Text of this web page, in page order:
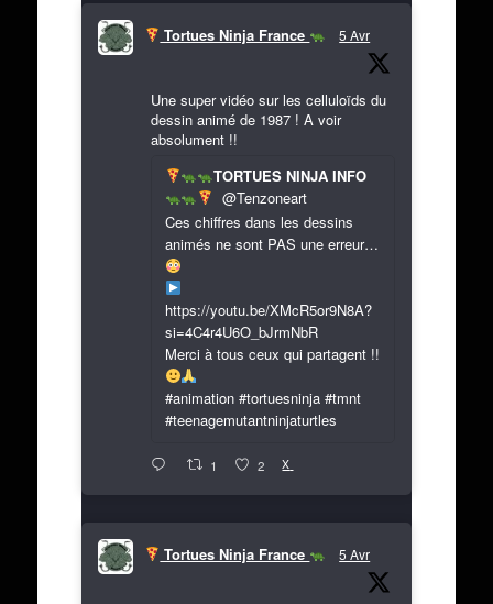
Tortues Ninja France 5 Avr
Une super vidéo sur les celluloïds du
dessin animé de 1987 ! A voir
absolument !!
TORTUES NINJA INFO
@Tenzoneart
Ces chiffres dans les dessins
animés ne sont PAS une erreur…
https://youtu.be/XMcR5or9N8A?
si=4C4r4U6O_bJrmNbR
Merci à tous ceux qui partagent !!
#animation #tortuesninja #tmnt
#teenagemutantninjaturtles
1 2 X
Tortues Ninja France 5 Avr